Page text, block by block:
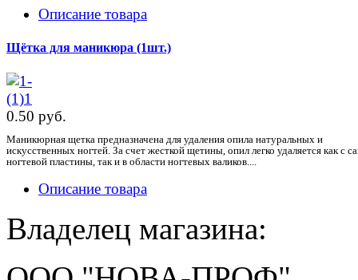
Описание товара
Щётка для маникюра (1шт.)
0.50 pуб.
Маникюрная щетка предназначена для удаления опила натуральных и
искусственных ногтей. За счет жесткой щетины, опил легко удаляется как с
ногтевой пластины, так и в области ногтевых валиков....
Описание товара
Владелец магазина: